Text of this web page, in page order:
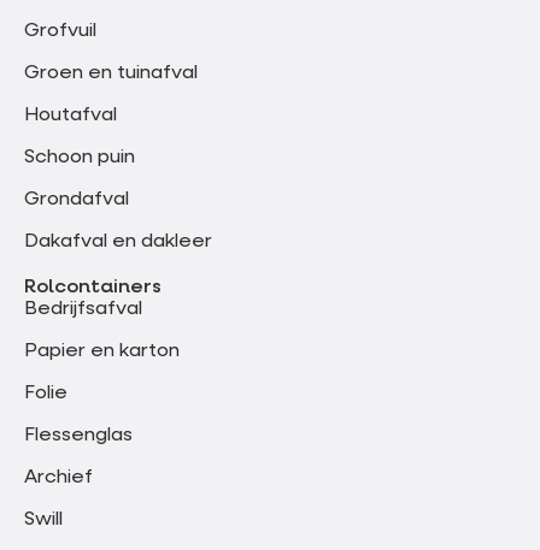
Grofvuil
Groen en tuinafval
Houtafval
Schoon puin
Grondafval
Dakafval en dakleer
Rolcontainers
Bedrijfsafval
Papier en karton
Folie
Flessenglas
Archief
Swill